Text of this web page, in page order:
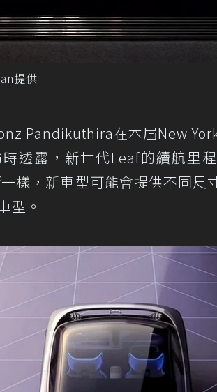
提供
Pandikuthira在本屆New
透露，新世代Leaf的續航里
樣，新車型可能會提供不同尺
型。